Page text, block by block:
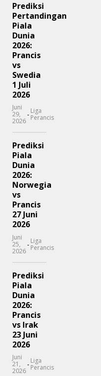
Prediksi
Pertandingan
Piala
Dunia
2026:
Prancis
vs
Swedia
1 Juli
2026
Juni
29,
2026
- Liga
Perancis
Prediksi
Piala
Dunia
2026:
Norwegia
vs
Prancis
27 Juni
2026
Juni
25,
2026
- Liga
Perancis
Prediksi
Piala
Dunia
2026:
Prancis
vs Irak
23 Juni
2026
Juni
21,
2026
- Liga
Perancis